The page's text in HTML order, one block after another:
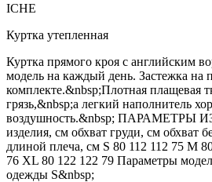
ICHE
Куртка утепленная
Куртка прямого кроя с английским
модель на каждый день. Застежка на
комплекте.&nbsp;Плотная плащевая
грязь,&nbsp;а легкий наполнитель
воздушность.&nbsp; ПАРАМЕТРЫ
изделия, см обхват груди, см обхват
длиной плеча, см S 80 112 112 75 M
76 XL 80 122 122 79 Параметры
одежды S&nbsp;